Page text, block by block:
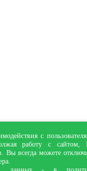
с
работу с сайтом,
Вы всегда можете